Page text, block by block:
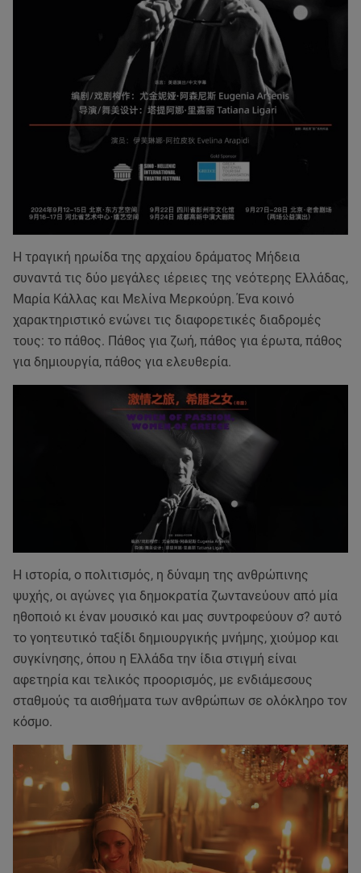
Η τραγική ηρωίδα της αρχαίου δράματος Μήδεια
συναντά τις δύο μεγάλες ιέρειες της νεότερης Ελλάδας,
Μαρία Κάλλας και Μελίνα Μερκούρη. Ένα κοινό
χαρακτηριστικό ενώνει τις διαφορετικές διαδρομές
τους: το πάθος. Πάθος για ζωή, πάθος για έρωτα, πάθος
για δημιουργία, πάθος για ελευθερία.
Η ιστορία, ο πολιτισμός, η δύναμη της ανθρώπινης
ψυχής, οι αγώνες για δημοκρατία ζωντανεύουν από μία
ηθοποιό κι έναν μουσικό και μας συντροφεύουν σ? αυτό
το γοητευτικό ταξίδι δημιουργικής μνήμης, χιούμορ και
συγκίνησης, όπου η Ελλάδα την ίδια στιγμή είναι
αφετηρία και τελικός προορισμός, με ενδιάμεσους
σταθμούς τα αισθήματα των ανθρώπων σε ολόκληρο τον
κόσμο.